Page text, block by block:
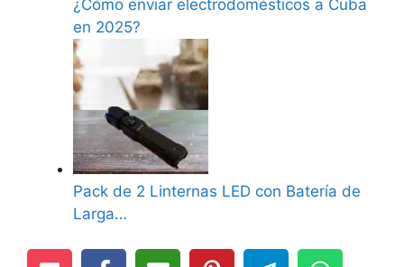
¿Cómo enviar electrodomésticos a Cuba
en 2025?
Pack de 2 Linternas LED con Batería de
Larga…